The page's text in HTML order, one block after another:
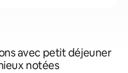
avec petit déjeuner
notées